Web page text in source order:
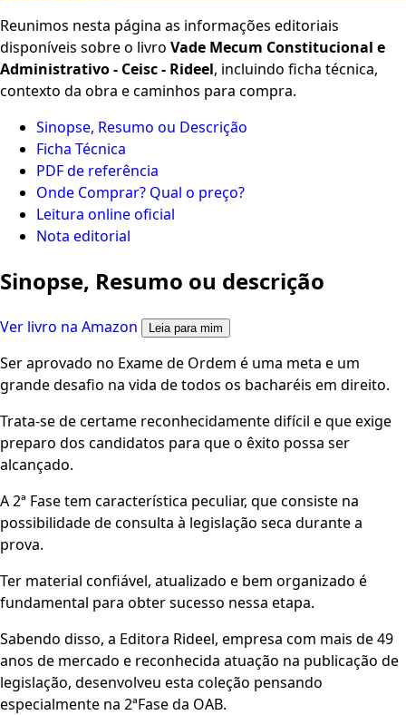
Reunimos nesta página as informações editoriais
disponíveis sobre o livro Vade Mecum Constitucional e
Administrativo - Ceisc - Rideel, incluindo ficha técnica,
contexto da obra e caminhos para compra.
Sinopse, Resumo ou Descrição
Ficha Técnica
PDF de referência
Onde Comprar? Qual o preço?
Leitura online oficial
Nota editorial
Sinopse, Resumo ou descrição
Ver livro na Amazon Leia para mim
Ser aprovado no Exame de Ordem é uma meta e um
grande desafio na vida de todos os bacharéis em direito.
Trata-se de certame reconhecidamente difícil e que exige
preparo dos candidatos para que o êxito possa ser
alcançado.
A 2ª Fase tem característica peculiar, que consiste na
possibilidade de consulta à legislação seca durante a
prova.
Ter material confiável, atualizado e bem organizado é
fundamental para obter sucesso nessa etapa.
Sabendo disso, a Editora Rideel, empresa com mais de 49
anos de mercado e reconhecida atuação na publicação de
legislação, desenvolveu esta coleção pensando
especialmente na 2ªFase da OAB.